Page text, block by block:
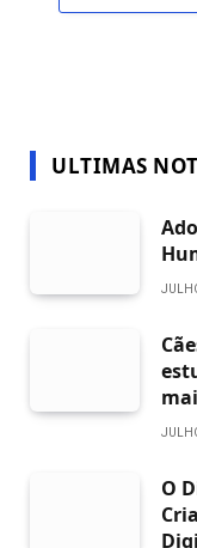
ULTIMAS
O